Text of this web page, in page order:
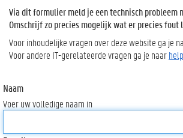
Via dit formulier meld je een technisch probleem
Omschrijf zo precies mogelijk wat er precies fout
Voor inhoudelijke vragen over deze website ga je
Voor andere IT-gerelateerde vragen ga je naar
Naam
Voer uw volledige naam in